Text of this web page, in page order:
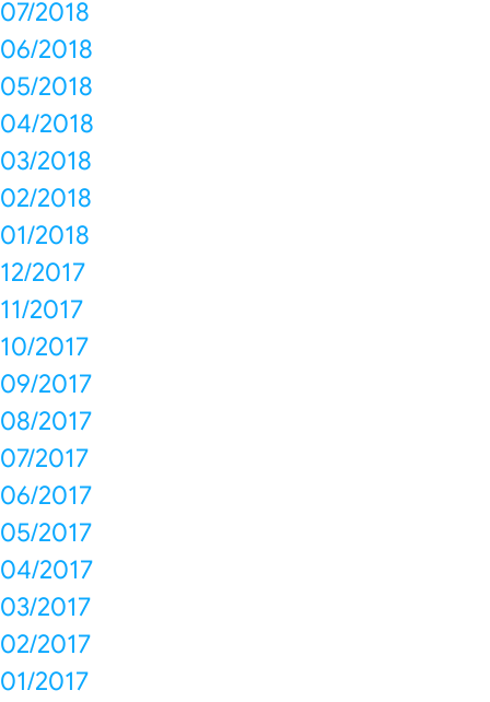
07/2018
06/2018
05/2018
04/2018
03/2018
02/2018
01/2018
12/2017
11/2017
10/2017
09/2017
08/2017
07/2017
06/2017
05/2017
04/2017
03/2017
02/2017
01/2017